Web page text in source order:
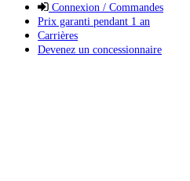
Connexion / Commandes
Prix garanti pendant 1 an
Carrières
Devenez un concessionnaire